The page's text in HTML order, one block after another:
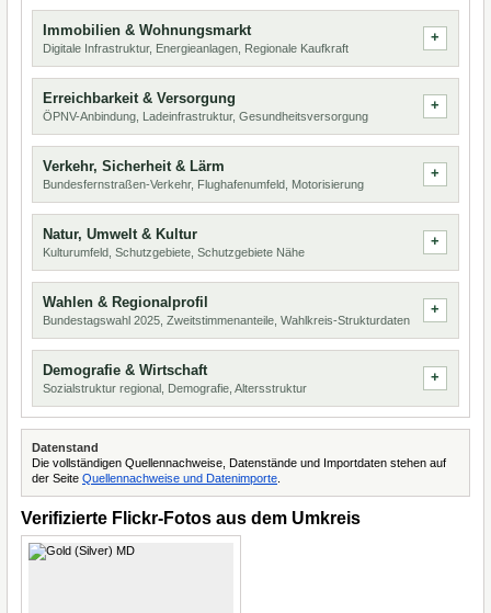
Immobilien & Wohnungsmarkt
Digitale Infrastruktur, Energieanlagen, Regionale Kaufkraft
Erreichbarkeit & Versorgung
ÖPNV-Anbindung, Ladeinfrastruktur, Gesundheitsversorgung
Verkehr, Sicherheit & Lärm
Bundesfernstraßen-Verkehr, Flughafenumfeld, Motorisierung
Natur, Umwelt & Kultur
Kulturumfeld, Schutzgebiete, Schutzgebiete Nähe
Wahlen & Regionalprofil
Bundestagswahl 2025, Zweitstimmenanteile, Wahlkreis-Strukturdaten
Demografie & Wirtschaft
Sozialstruktur regional, Demografie, Altersstruktur
Datenstand
Die vollständigen Quellennachweise, Datenstände und Importdaten stehen auf
der Seite Quellennachweise und Datenimporte
Verifizierte Flickr-Fotos aus dem Umkreis